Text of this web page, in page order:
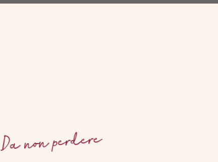
Da non perdere